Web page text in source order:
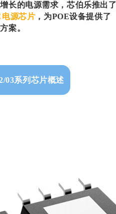
长的电源需求，芯伯乐推出
源芯片 ，为POE设备提供了
案。
03系列芯片概述